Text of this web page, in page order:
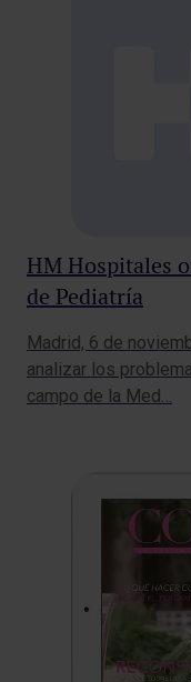
HM Hospitales
de Pediatría
Madrid, 6 de
analizar los
campo de la Med…